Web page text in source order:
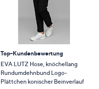
Top-Kundenbewertung
EVA LUTZ Hose, knöchellang
Rundumdehnbund Logo-
Plättchen konischer Beinverlauf